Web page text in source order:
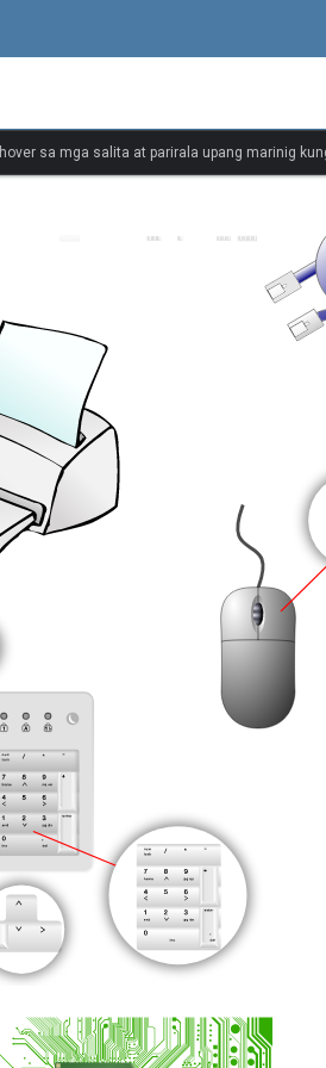
sa mga salita at parirala upang marinig